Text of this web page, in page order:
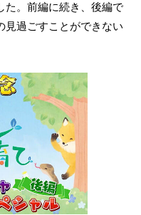
た。前編に続き、後編で
見過ごすことができない